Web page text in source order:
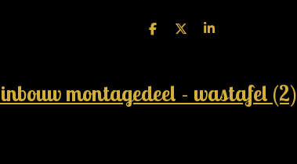
D
D
S
montagedeel - wastafel (2)